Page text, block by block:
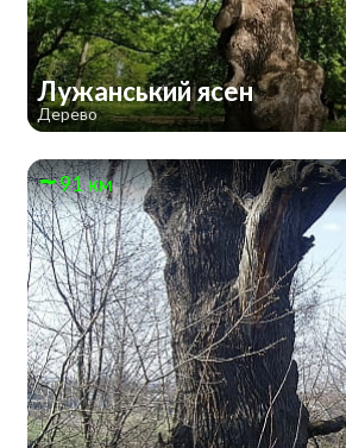
Лужанський ясен
Дерево
91 км